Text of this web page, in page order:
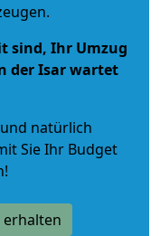
sind, Ihr Umzug
der Isar wartet
natürlich
Sie Ihr Budget
erhalten